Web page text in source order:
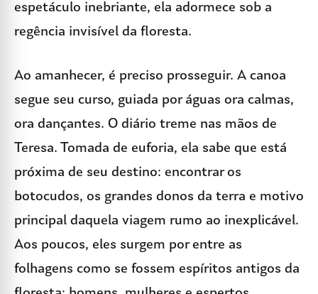
espetáculo inebriante, ela adormece sob a
regência invisível da floresta.
Ao amanhecer, é preciso prosseguir. A canoa
segue seu curso, guiada por águas ora calmas,
ora dançantes. O diário treme nas mãos de
Teresa. Tomada de euforia, ela sabe que está
próxima de seu destino: encontrar os
botocudos, os grandes donos da terra e motivo
principal daquela viagem rumo ao inexplicável.
Aos poucos, eles surgem por entre as
folhagens como se fossem espíritos antigos da